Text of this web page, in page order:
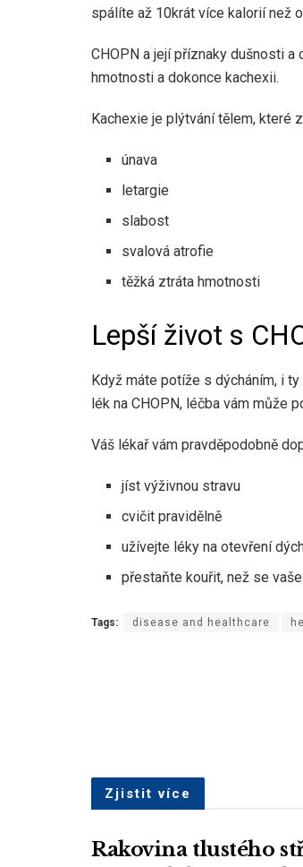
spálíte až 10krát více kalorií než
CHOPN a její příznaky dušnosti
hmotnosti a dokonce kachexii.
Kachexie je plýtvání tělem, které
únava
letargie
slabost
svalová atrofie
těžká ztráta hmotnosti
Lepší život s
Když máte potíže s dýcháním, i
lék na CHOPN, léčba vám může
Váš lékař vám pravděpodobně
jíst výživnou stravu
cvičit pravidělně
užívejte léky na otevření
přestaňte kouřit, než se
Tags: disease and healthcare
Zjistit více
Rakovina tlustého